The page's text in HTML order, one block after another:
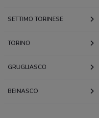
SETTIMO TORINESE
TORINO
GRUGLIASCO
BEINASCO